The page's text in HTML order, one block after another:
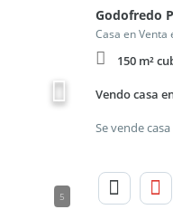
5
Godofredo
Casa en Venta
150 m²
Vendo casa